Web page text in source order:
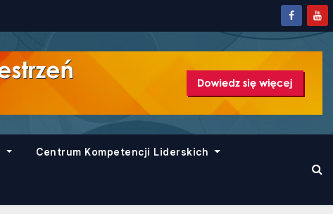
Centrum Kompetencji Liderskich